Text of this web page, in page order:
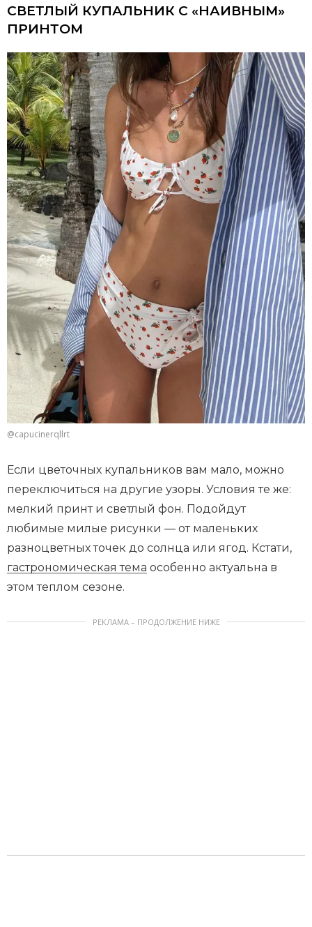
СВЕТЛЫЙ КУПАЛЬНИК С «НАИВНЫМ»
ПРИНТОМ
@capucinerqllrt
Если цветочных купальников вам мало, можно
переключиться на другие узоры. Условия те же:
мелкий принт и светлый фон. Подойдут
любимые милые рисунки — от маленьких
разноцветных точек до солнца или ягод. Кстати,
гастрономическая тема особенно актуальна в
этом теплом сезоне.
РЕКЛАМА – ПРОДОЛЖЕНИЕ НИЖЕ